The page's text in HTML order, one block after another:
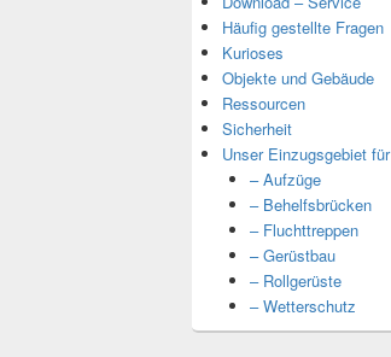
Häufig gestellte Fragen
Kurioses
Objekte und Gebäude
Ressourcen
Sicherheit
Unser Einzugsgebiet für
– Aufzüge
– Behelfsbrücken
– Fluchttreppen
– Gerüstbau
– Rollgerüste
– Wetterschutz